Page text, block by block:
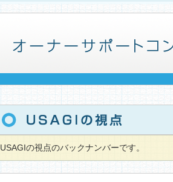
学校名からお部屋を探す エリア
USAGIの視点のバックナンバーです。